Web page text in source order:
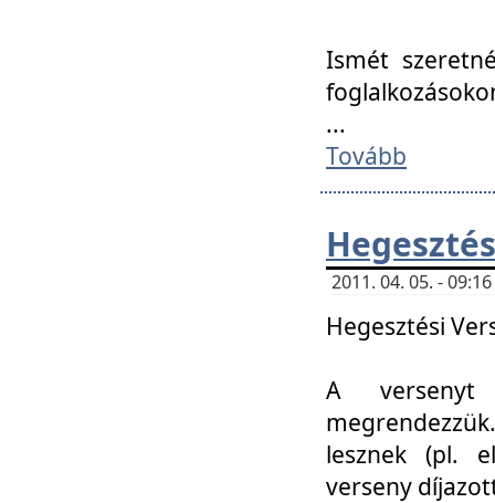
Ismét
...
Tovább
2011. 04. 05. -
Hegesztési
A versenyt
lesznek (pl.
verseny